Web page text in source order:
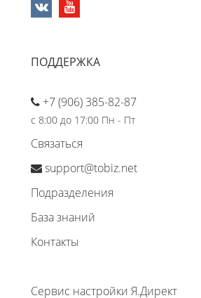
ПОДДЕРЖКА
+7 (906) 385-82-87
с 8:00 до 17:00 Пн - Пт
Связаться
support@tobiz.net
Подразделения
База знаний
Контакты
Сервис настройки Я.Директ